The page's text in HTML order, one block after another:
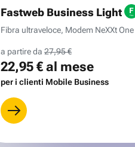
Fastweb Business Light
Fibra ultraveloce, Modem NeXXt
a partire da 27,95 €
22,95 €al mese
per i clienti Mobile Business